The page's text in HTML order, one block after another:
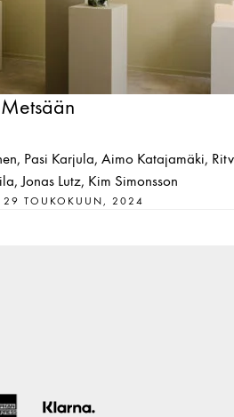
Pasi Karjula, Aimo Katajamäki,
Jonas Lutz, Kim Simonsson
29 TOUKOKUUN, 2024